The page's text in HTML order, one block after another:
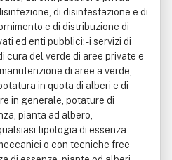
di disinfestazione e di
e di distribuzione di
ed enti pubblici; - i servizi di
cura del verde di aree private e
di aree a verde,
in quota di alberi e di
in generale, potature di
pianta ad albero,
tipologia di essenza
o con tecniche free